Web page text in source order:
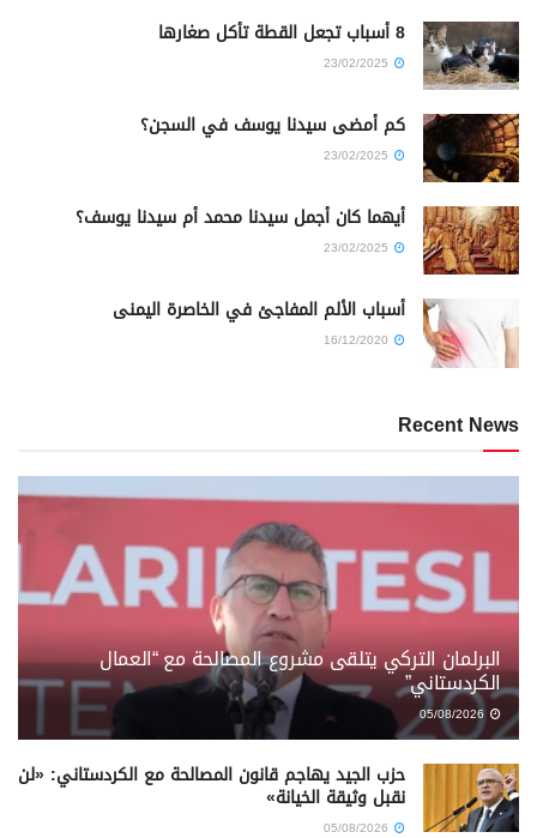
8 أسباب تجعل القطة تأكل صغارها
كم أمضى سيدنا يوسف في السجن؟
أيهما كان أجمل سيدنا محمد أم سيدنا يوسف؟
أسباب الألم المفاجئ في الخاصرة اليمنى
Recent News
البرلمان التركي يتلقى مشروع المصالحة مع “العمال
الكردستاني”
حزب الجيد يهاجم قانون المصالحة مع الكردستاني: «لن
نقبل وثيقة الخيانة»